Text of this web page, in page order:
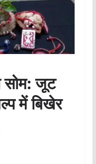
सोम: जूट
में बिखेर